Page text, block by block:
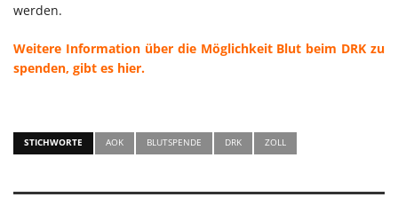
werden.
Weitere Information über die Möglichkeit Blut beim DRK zu
spenden, gibt es hier.
STICHWORTE AOK BLUTSPENDE DRK ZOLL